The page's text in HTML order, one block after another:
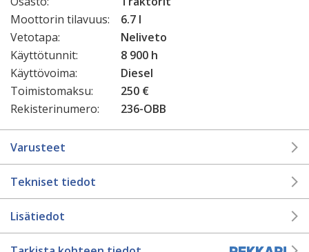
Moottorin tilavuus:
6.7 l
Vetotapa:
Neliveto
Käyttötunnit:
8 900 h
Käyttövoima:
Diesel
Toimistomaksu:
250 €
Rekisterinumero:
236-OBB
Varusteet
Tekniset tiedot
Lisätiedot